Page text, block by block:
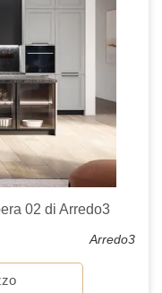
02 di Arredo3
Arredo3